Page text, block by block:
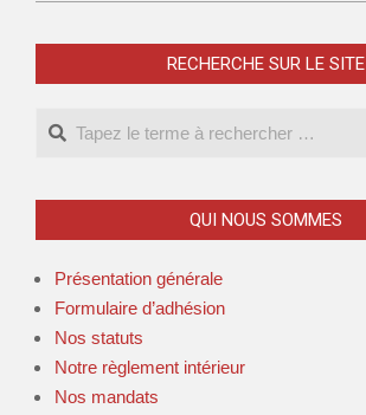
12-
RECHERCHE SUR LE SITE
Search
QUI NOUS SOMMES
Présentation générale
Formulaire d’adhésion
Nos statuts
Notre règlement intérieur
Nos mandats